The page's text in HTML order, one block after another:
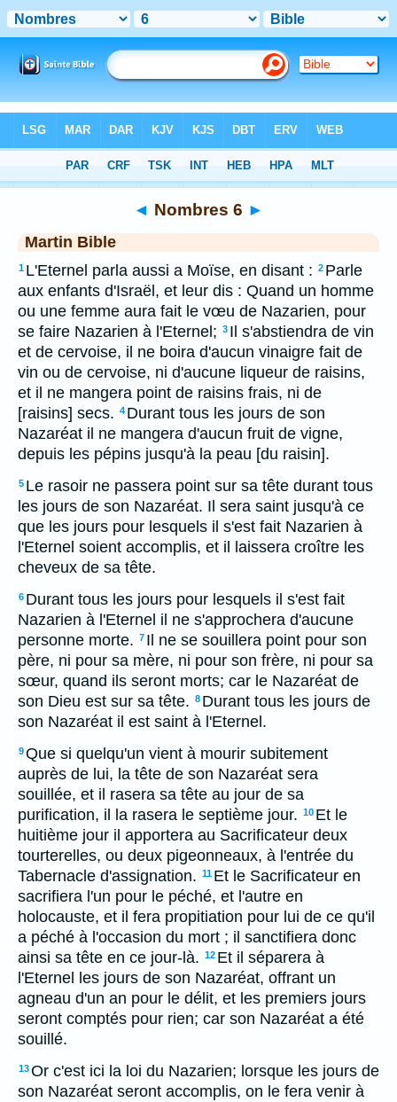
> Nombres 6
◄ Nombres 6 ►
Martin Bible
1 L'Eternel parla aussi a Moïse, en disant : 2 Parle
aux enfants d'Israël, et leur dis : Quand un homme
ou une femme aura fait le vœu de Nazarien, pour
se faire Nazarien à l'Eternel; 3 Il s'abstiendra de vin
et de cervoise, il ne boira d'aucun vinaigre fait de
vin ou de cervoise, ni d'aucune liqueur de raisins,
et il ne mangera point de raisins frais, ni de
[raisins] secs. 4 Durant tous les jours de son
Nazaréat il ne mangera d'aucun fruit de vigne,
depuis les pépins jusqu'à la peau [du raisin].
5 Le rasoir ne passera point sur sa tête durant tous
les jours de son Nazaréat. Il sera saint jusqu'à ce
que les jours pour lesquels il s'est fait Nazarien à
l'Eternel soient accomplis, et il laissera croître les
cheveux de sa tête.
6 Durant tous les jours pour lesquels il s'est fait
Nazarien à l'Eternel il ne s'approchera d'aucune
personne morte. 7 Il ne se souillera point pour son
père, ni pour sa mère, ni pour son frère, ni pour sa
sœur, quand ils seront morts; car le Nazaréat de
son Dieu est sur sa tête. 8 Durant tous les jours de
son Nazaréat il est saint à l'Eternel.
9Que si quelqu'un vient à mourir subitement
auprès de lui, la tête de son Nazaréat sera
souillée, et il rasera sa tête au jour de sa
purification, il la rasera le septième jour. 10 Et le
huitième jour il apportera au Sacrificateur deux
tourterelles, ou deux pigeonneaux, à l'entrée du
Tabernacle d'assignation. 11 Et le Sacrificateur en
sacrifiera l'un pour le péché, et l'autre en
holocauste, et il fera propitiation pour lui de ce qu'il
a péché à l'occasion du mort ; il sanctifiera donc
ainsi sa tête en ce jour-là. 12 Et il séparera à
l'Eternel les jours de son Nazaréat, offrant un
agneau d'un an pour le délit, et les premiers jours
seront comptés pour rien; car son Nazaréat a été
souillé.
13Or c'est ici la loi du Nazarien; lorsque les jours de
son Nazaréat seront accomplis, on le fera venir à